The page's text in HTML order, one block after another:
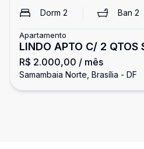
Dorm 2 Ban2
Apartamento
LINDO APTO C/ 2 QTOS
SUÍTE C/ GARAGEM -
JADE - SAMAMBAIA
R$ 2.000,00 / mês
Samambaia Norte, Brasília - DF